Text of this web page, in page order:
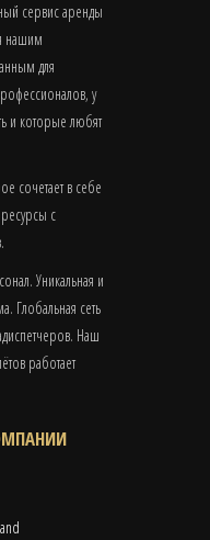
сервис аренды
нашим
для
у
и которые любят
сочетает в себе
с
Уникальная и
Глобальная сеть
Наш
работает